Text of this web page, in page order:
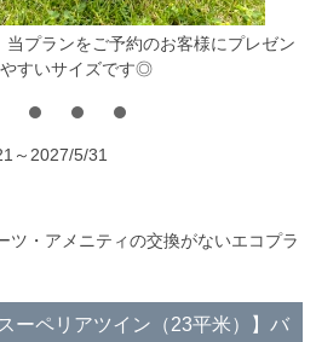
プランをご予約のお客様にプレゼン
やすいサイズです◎
～2027/5/31
ツ・アメニティの交換がないエコプラ
ーペリアツイン（23平米）】バ